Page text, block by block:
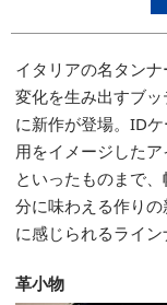
イタリアの名タン
変化を生み出すブ
に新作が登場。ID
用をイメージした
といったものまで
分に味わえる作り
に感じられるライン
革小物